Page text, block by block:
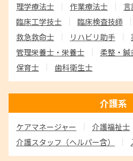
理学療法士
作業療法士
言
臨床工学技士
臨床検査技師
救急救命士
リハビリ助手
管理栄養士・栄養士
柔整・鍼
保育士
歯科衛生士
介護系
ケアマネージャー
介護福祉士
介護スタッフ （ヘルパー含）